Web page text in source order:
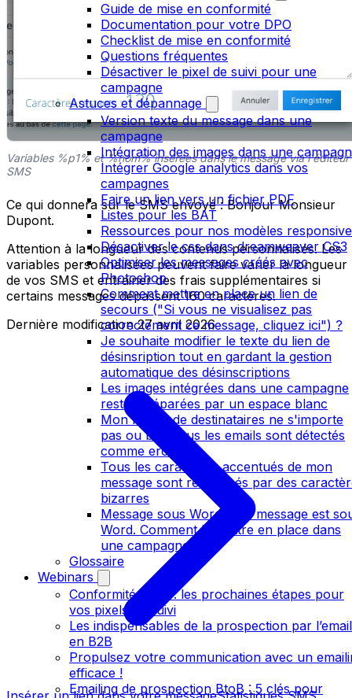
Guide de mise en conformité
Documentation pour votre DPO
Checklist de mise en conformité
Questions fréquentes
Désactiver le pixel de suivi pour une
campagne
Astuces et dépannage
Version texte du message dans une
campagne
Intégration des images dans une
Intégrer Google analytics dans vos
campagnes
Faire un lien vers un fichier PDF
Listes pour les BAT
Ressources pour nos modèles
Désactiver le css dans dreamweaver CS3
Optimiser les messages créés avec
Photoshop
Comment mettre en place un lien de
secours ("Si vous ne visualisez pas
correctement ce message, cliquez ici") ?
Je souhaite modifier le texte du lien de
désinsription tout en gardant la gestion
automatique des désinscriptions
Les images intégrées dans une campagne
restent séparées par un espace blanc
Mon fichier de destinataires ne s'importe
pas ou bien tous les emails sont détectés
comme eronnés
Tous les caractères accentués de mon
message sont remplacés par des
bizarres
Message sous Word:Mon message est
Word. Comment le mettre en place dans
une campagne ?
Glossaire
Webinars
Conformité CNIL : les prochaines étapes pour
vos pixels de suivi
Les indispensables de la prospection par l’email
en B2B
Propulsez votre communication avec un
efficace !
Emailing de prospection BtoB : 5 clés pour
Variables %p1% et %nom% insérées dans le message via l'éditeur
SMS
Ce qui donnera sur le SMS envoyé : Bonjour Monsieur
Dupont.
Attention à la longueur des contenus personnalisés. Les
variables personnalisées peuvent faire varier la longueur
de vos SMS et entrainer des frais supplémentaires si
certains messages dépassent 160 caractères.
Dernière modification27 avril 2026